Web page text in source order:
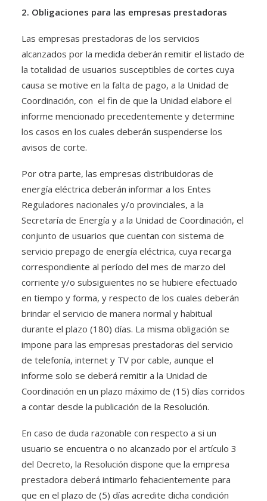
2. Obligaciones para las empresas prestadoras
Las empresas prestadoras de los servicios
alcanzados por la medida deberán remitir el listado de
la totalidad de usuarios susceptibles de cortes cuya
causa se motive en la falta de pago, a la Unidad de
Coordinación, con el fin de que la Unidad elabore el
informe mencionado precedentemente y determine
los casos en los cuales deberán suspenderse los
avisos de corte.
Por otra parte, las empresas distribuidoras de
energía eléctrica deberán informar a los Entes
Reguladores nacionales y/o provinciales, a la
Secretaría de Energía y a la Unidad de Coordinación, el
conjunto de usuarios que cuentan con sistema de
servicio prepago de energía eléctrica, cuya recarga
correspondiente al período del mes de marzo del
corriente y/o subsiguientes no se hubiere efectuado
en tiempo y forma, y respecto de los cuales deberán
brindar el servicio de manera normal y habitual
durante el plazo (180) días. La misma obligación se
impone para las empresas prestadoras del servicio
de telefonía, internet y TV por cable, aunque el
informe solo se deberá remitir a la Unidad de
Coordinación en un plazo máximo de (15) días corridos
a contar desde la publicación de la Resolución.
En caso de duda razonable con respecto a si un
usuario se encuentra o no alcanzado por el artículo 3
del Decreto, la Resolución dispone que la empresa
prestadora deberá intimarlo fehacientemente para
que en el plazo de (5) días acredite dicha condición